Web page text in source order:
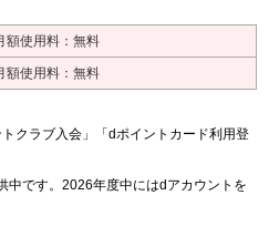
額使用料：無料
額使用料：無料
クラブ入会」「dポイントカード利用登
中です。2026年度中にはdアカウントを